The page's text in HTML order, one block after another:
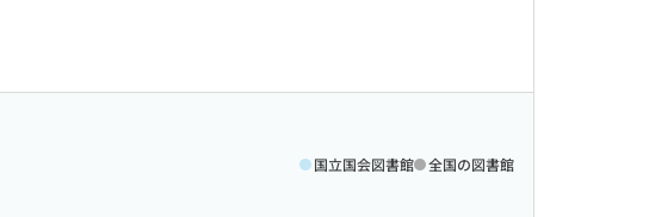
国立国会図書館 全国の図書館